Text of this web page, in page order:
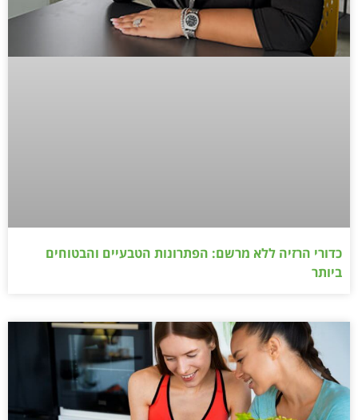
כדורי הרזיה ללא מרשם: הפתרונות הטבעיים והבטוחים
ביותר